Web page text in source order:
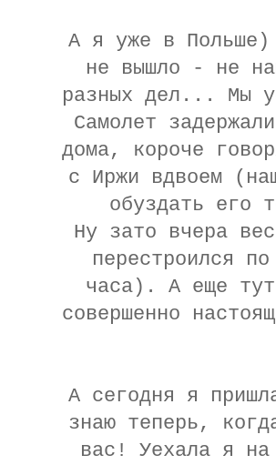
А я уже в Польше)
не вышло - не
разных дел... Мы
Самолет
дома, короче
с Иржи вдвоем
обуздать его
Ну зато вчера
перестроился
часа). А еще
совершенно
А сегодня я
знаю теперь,
вас! Уехала я